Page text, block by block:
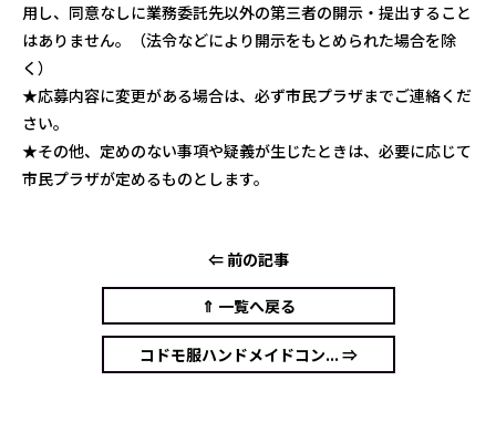
用し、同意なしに業務委託先以外の第三者の開示・提出すること
はありません。（法令などにより開示をもとめられた場合を除
く）
★応募内容に変更がある場合は、必ず市民プラザまでご連絡くだ
さい。
★その他、定めのない事項や疑義が生じたときは、必要に応じて
市民プラザが定めるものとします。
⇐ 前の記事
⇑ 一覧へ戻る
コドモ服ハンドメイドコン... ⇒